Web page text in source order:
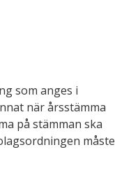
som anges i
när årsstämma
på stämman ska
måste